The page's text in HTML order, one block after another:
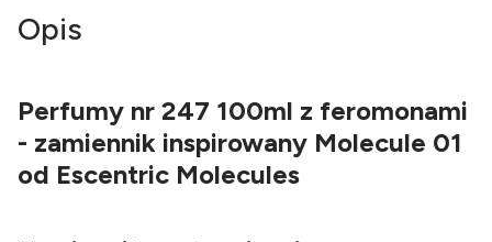
Opis
Perfumy nr 247 100ml z feromonami
- zamiennik inspirowany Molecule 01
od Escentric Molecules